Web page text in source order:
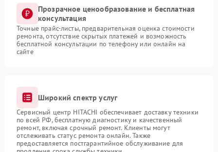
Прозрачное ценообразование и бесплатная
консультация
Точные прайс-листы, предварительная оценка стоимости
ремонта, отсутствие скрытых платежей и возможность
бесплатной консультации по телефону или онлайн на
сайте
Широкий спектр услуг
Сервисный центр HITACHI обеспечивает доставку техники
по всей РФ, бесплатную диагностику и качественный
ремонт, включая срочный ремонт. Клиенты могут
отслеживать статус ремонта онлайн. Также
предоставляется постгарантийное обслуживание для